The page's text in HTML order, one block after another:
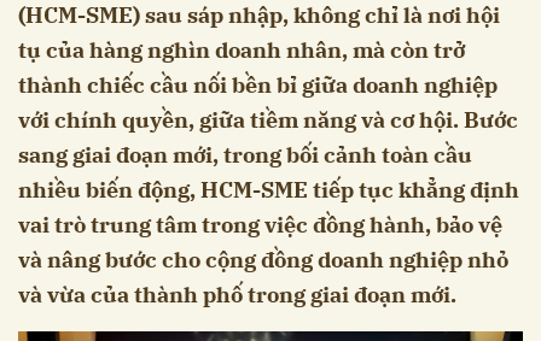
(HCM-SME) sau sáp nhập, không chỉ là nơi hội
tụ của hàng nghìn doanh nhân, mà còn trở
thành chiếc cầu nối bền bỉ giữa doanh nghiệp
với chính quyền, giữa tiềm năng và cơ hội. Bước
sang giai đoạn mới, trong bối cảnh toàn cầu
nhiều biến động, HCM-SME tiếp tục khẳng định
vai trò trung tâm trong việc đồng hành, bảo vệ
và nâng bước cho cộng đồng doanh nghiệp nhỏ
và vừa của thành phố trong giai đoạn mới.